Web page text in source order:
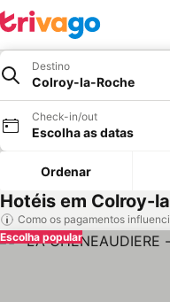
Destino
Colroy-la-Roche
Check-in/out
Escolha as datas
Ordenar
Hotéis em Colroy-
Como os pagamentos
Escolha popular